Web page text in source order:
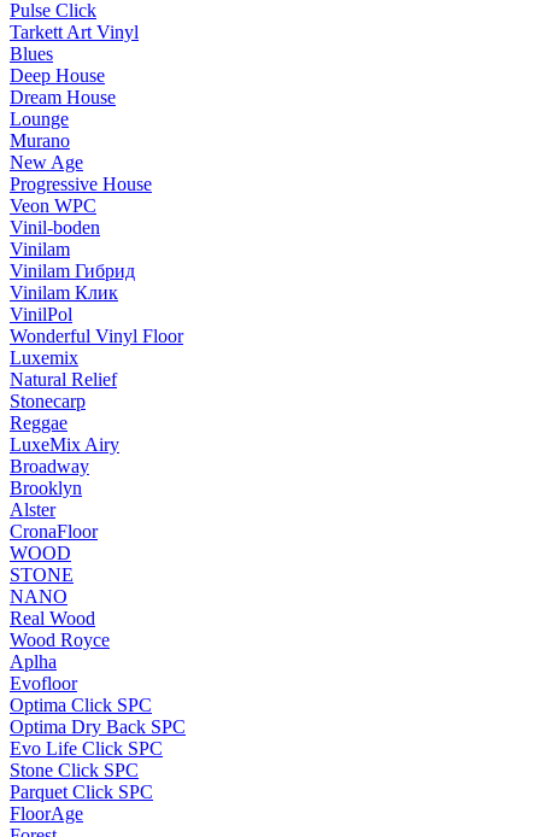
Pulse Click
Tarkett Art Vinyl
Blues
Deep House
Dream House
Lounge
Murano
New Age
Progressive House
Veon WPC
Vinil-boden
Vinilam
Vinilam Гибрид
Vinilam Клик
VinilPol
Wonderful Vinyl Floor
Luxemix
Natural Relief
Stonecarp
Reggae
LuxeMix Airy
Broadway
Brooklyn
Alster
CronaFloor
WOOD
STONE
NANO
Real Wood
Wood Royce
Aplha
Evofloor
Optima Click SPC
Optima Dry Back SPC
Evo Life Click SPC
Stone Click SPC
Parquet Click SPC
FloorAge